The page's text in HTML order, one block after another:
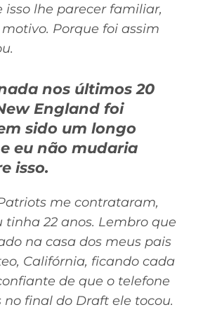
isso lhe parecer familiar,
Porque foi assim
nos últimos 20
England foi
sido um longo
eu não mudaria
isso.
me contrataram,
tinha 22 anos. Lembro que
na casa dos meus pais
Califórnia, ficando cada
de que o telefone
no final do Draft ele tocou.